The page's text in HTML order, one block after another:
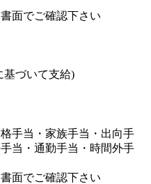
面でご確認下さい
基づいて支給)
手当・家族手当・出向手
当・通勤手当・時間外手
面でご確認下さい